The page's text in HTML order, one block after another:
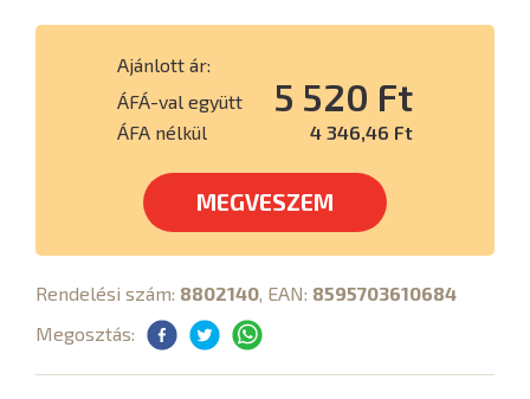
Ajánlott ár:
ÁFÁ-val együtt
5 520 Ft
ÁFA nélkül 4 346,46 Ft
MEGVESZEM
Rendelési szám: 8802140, EAN: 8595703610684
Megosztás: